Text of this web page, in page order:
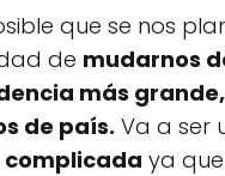
que se nos
de mudarnos
más
de país. Va a ser
complicada ya